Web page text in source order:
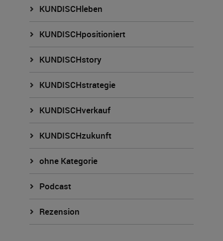
KUNDISCHleben
KUNDISCHpositioniert
KUNDISCHstory
KUNDISCHstrategie
KUNDISCHverkauf
KUNDISCHzukunft
ohne Kategorie
Podcast
Rezension